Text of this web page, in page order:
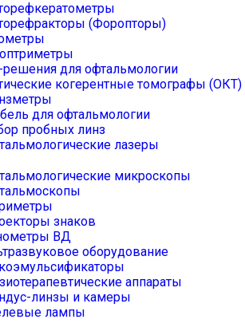
(Форопторы)
для офтальмологии
когерентные томографы (ОКТ)
для офтальмологии
пробных линз
лазеры
микроскопы
знаков
ВД
оборудование
аппараты
линзы и камеры
лампы